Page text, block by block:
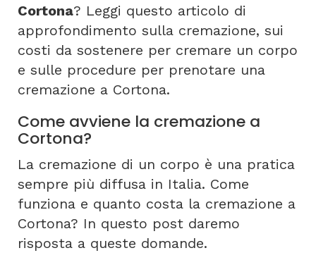
Cortona? Leggi questo articolo di
approfondimento sulla cremazione, sui
costi da sostenere per cremare un corpo
e sulle procedure per prenotare una
cremazione a Cortona.
Come avviene la cremazione a
Cortona?
La cremazione di un corpo è una pratica
sempre più diffusa in Italia. Come
funziona e quanto costa la cremazione a
Cortona? In questo post daremo
risposta a queste domande.